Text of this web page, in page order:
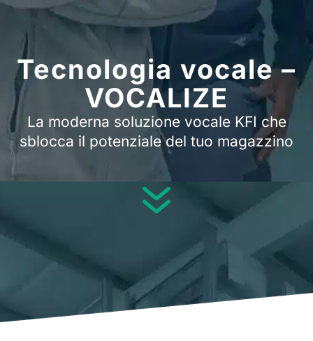
Tecnologia vocale –
VOCALIZE
La moderna soluzione vocale KFI che
sblocca il potenziale del tuo magazzino